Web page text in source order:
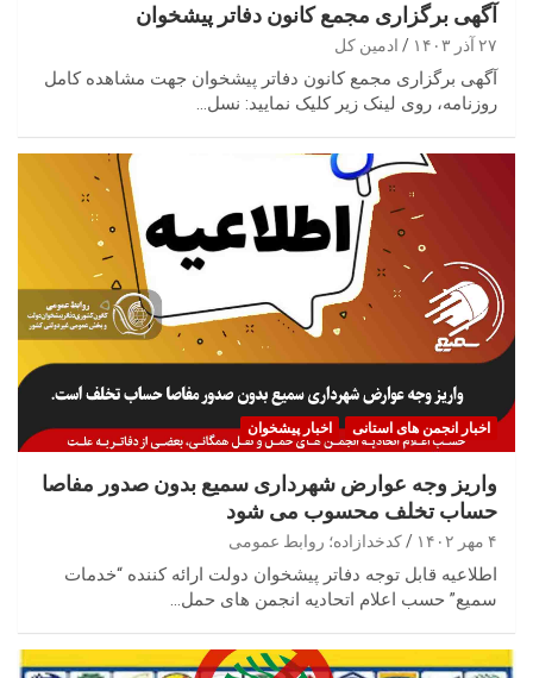
آگهی برگزاری مجمع کانون دفاتر پیشخوان
۲۷ آذر ۱۴۰۳ ادمین کل
آگهی برگزاری مجمع کانون دفاتر پیشخوان جهت مشاهده کامل
روزنامه، روی لینک زیر کلیک نمایید: نسل…
اخبار انجمن های استانی اخبار پیشخوان
واریز وجه عوارض شهرداری سمیع بدون صدور مفاصا
حساب تخلف محسوب می شود
۴ مهر ۱۴۰۲ کدخدازاده؛ روابط عمومی
اطلاعیه قابل توجه دفاتر پیشخوان دولت ارائه کننده “خدمات
سمیع” حسب اعلام اتحادیه انجمن های حمل…